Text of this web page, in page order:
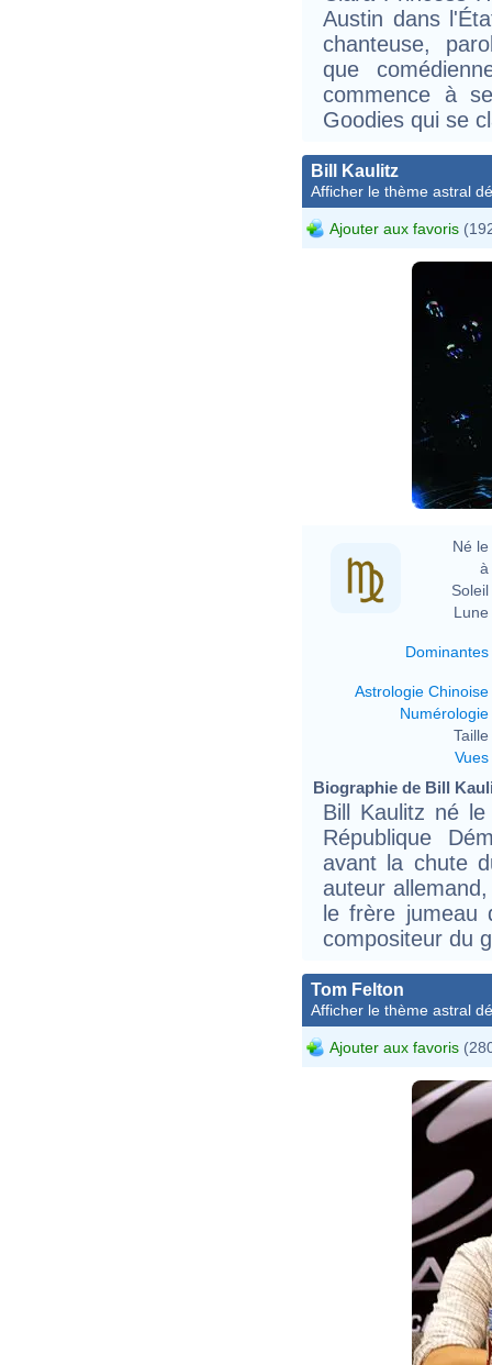
Austin dans
chanteuse,
que
commence à
Goodies qui se
Bill Kaulitz
Afficher le thème astral
Ajouter aux favoris
Né le
à
Soleil
Lune
Dominantes
Astrologie Chinoise
Numérologie
Taille
Vues
Biographie de Bill
Bill Kaulitz né
République
avant la chute
auteur
le frère jumeau
compositeur du
Tom Felton
Afficher le thème astral
Ajouter aux favoris